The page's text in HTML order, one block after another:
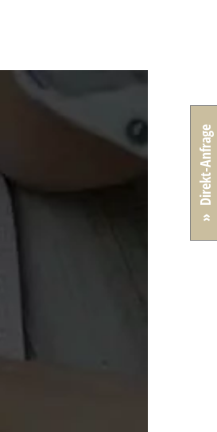
» Direkt-Anfrage